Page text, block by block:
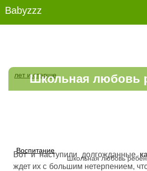
Babyzzz
лет и старше
Воспитание
Школьная любовь
Школьная любовь
Вот и наступили долгожданные
ждет их с большим нетерпением,